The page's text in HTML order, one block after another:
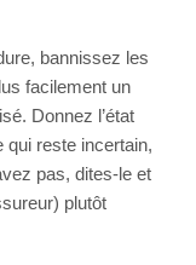
bannissez les
facilement un
Donnez l’état
qui reste incertain,
pas, dites-le et
plutôt